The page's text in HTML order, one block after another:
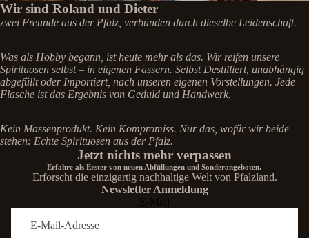
Wir sind Roland und Dieter
zwei Freunde aus der Pfalz, verbunden durch dieselbe Leidenschaft.
Was als Hobby begann, ist heute mehr als das. Wir reifen unsere
Spirituosen selbst – in eigenen Fässern. Selbst Destilliert, unabhängig
abgefüllt oder Importiert, nach unseren eigenen Vorstellungen. Jede
Flasche ist das Ergebnis von Geduld und Handwerk.
Kein Massenprodukt. Kein Kompromiss. Nur das, wofür wir beide
stehen: Echte Spirituosen aus der Pfalz.
Jetzt nichts mehr verpassen
Erfahre als Erster von neuen Abfüllungen und Sonderangeboten.
Erforscht die einzigartig nachhaltige Welt von Pfalzland.
Newsletter Anmeldung
E-Mail